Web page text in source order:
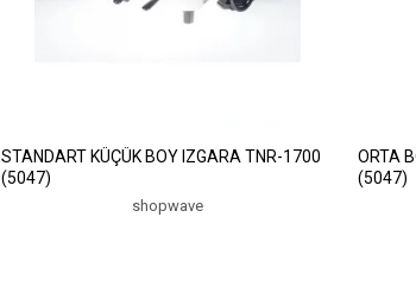
STANDART KÜÇÜK BOY IZGARA TNR-1700
(5047)
shopwave
ORTA
(5047)